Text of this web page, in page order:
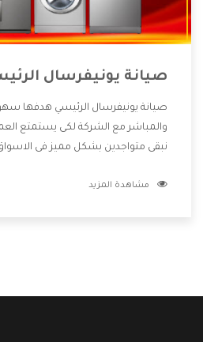
صيانة يونيفرسال
صيانة يونيفرسال الرئيسي هدفها
والمباشر مع الشركة لكى يستمتع
نبقى متواجدين بشكل مميز فى
الشركة بها والتى تكون منها خدمة
مشاهدة المزيد